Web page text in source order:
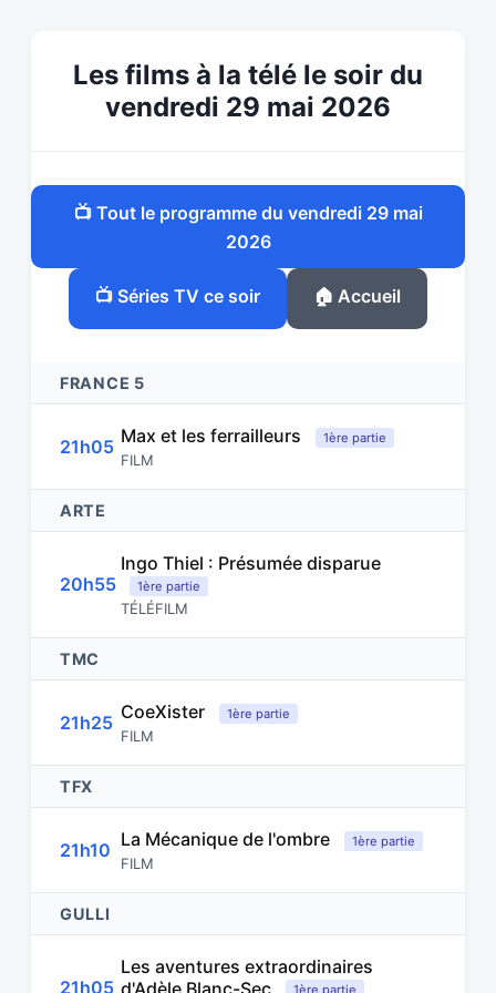
Les films à la télé le soir du
vendredi 29 mai 2026
📺 Tout le programme du vendredi 29 mai
2026
📺 Séries TV ce soir 🏠 Accueil
FRANCE 5
21h05 Max et les ferrailleurs 1ère partie
FILM
ARTE
20h55
Ingo Thiel : Présumée disparue
1ère partie
TÉLÉFILM
TMC
21h25 CoeXister 1ère partie
FILM
TFX
21h10 La Mécanique de l'ombre 1ère partie
FILM
GULLI
21h05
Les aventures extraordinaires
d'Adèle Blanc-Sec